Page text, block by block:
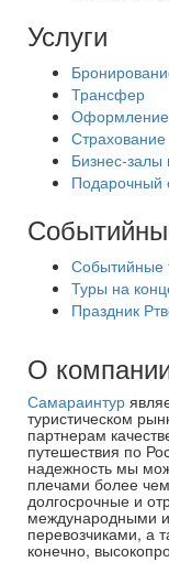
Услуги
Трансфер
Оформление
Страхование
Бизнес-залы
Подарочный
Событийные
Туры на
Праздник
О
Самараинтур
туристическом
партнерам
путешествия по
надежность мы
плечами более
долгосрочные и
международными
перевозчиками, а
конечно,